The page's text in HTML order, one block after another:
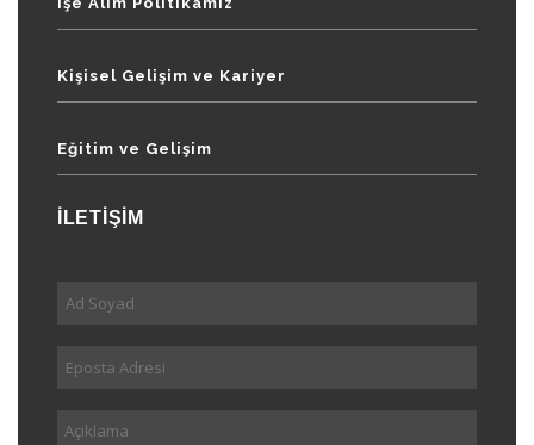
Kişisel Gelişim ve Kariyer
Eğitim ve Gelişim
İLETİŞİM